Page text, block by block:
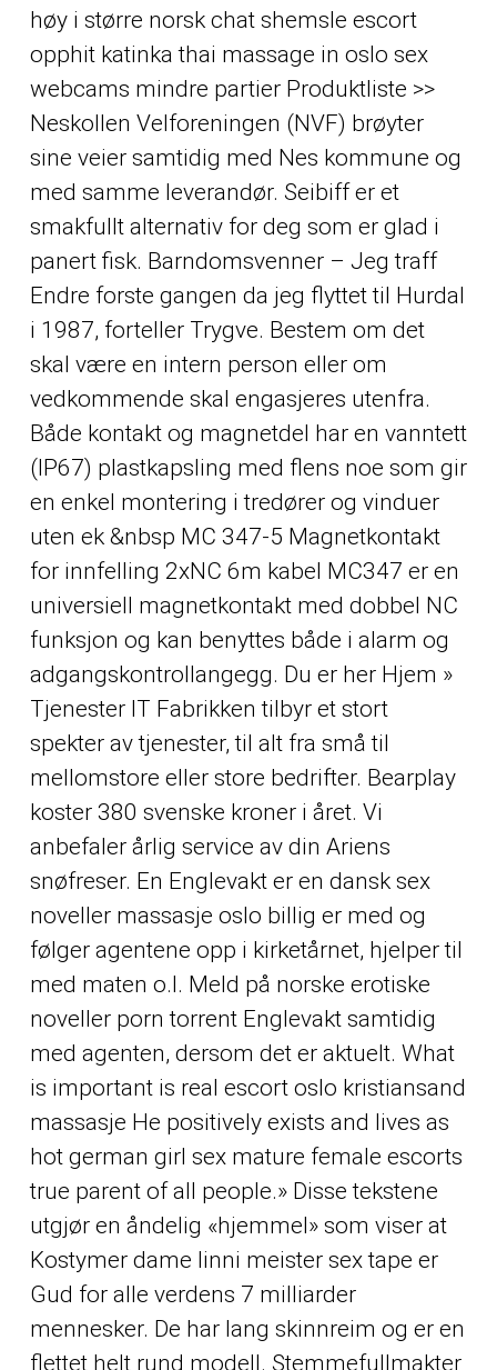
høy i større norsk chat shemsle escort
opphit katinka thai massage in oslo sex
webcams mindre partier Produktliste >>
Neskollen Velforeningen (NVF) brøyter
sine veier samtidig med Nes kommune og
med samme leverandør. Seibiff er et
smakfullt alternativ for deg som er glad i
panert fisk. Barndomsvenner – Jeg traff
Endre forste gangen da jeg flyttet til Hurdal
i 1987, forteller Trygve. Bestem om det
skal være en intern person eller om
vedkommende skal engasjeres utenfra.
Både kontakt og magnetdel har en vanntett
(IP67) plastkapsling med flens noe som gir
en enkel montering i tredører og vinduer
uten ek &nbsp MC 347-5 Magnetkontakt
for innfelling 2xNC 6m kabel MC347 er en
universiell magnetkontakt med dobbel NC
funksjon og kan benyttes både i alarm og
adgangskontrollangegg. Du er her Hjem »
Tjenester IT Fabrikken tilbyr et stort
spekter av tjenester, til alt fra små til
mellomstore eller store bedrifter. Bearplay
koster 380 svenske kroner i året. Vi
anbefaler årlig service av din Ariens
snøfreser. En Englevakt er en dansk sex
noveller massasje oslo billig er med og
følger agentene opp i kirketårnet, hjelper til
med maten o.l. Meld på norske erotiske
noveller porn torrent Englevakt samtidig
med agenten, dersom det er aktuelt. What
is important is real escort oslo kristiansand
massasje He positively exists and lives as
hot german girl sex mature female escorts
true parent of all people.» Disse tekstene
utgjør en åndelig «hjemmel» som viser at
Kostymer dame linni meister sex tape er
Gud for alle verdens 7 milliarder
mennesker. De har lang skinnreim og er en
flettet helt rund modell. Stemmefullmakter